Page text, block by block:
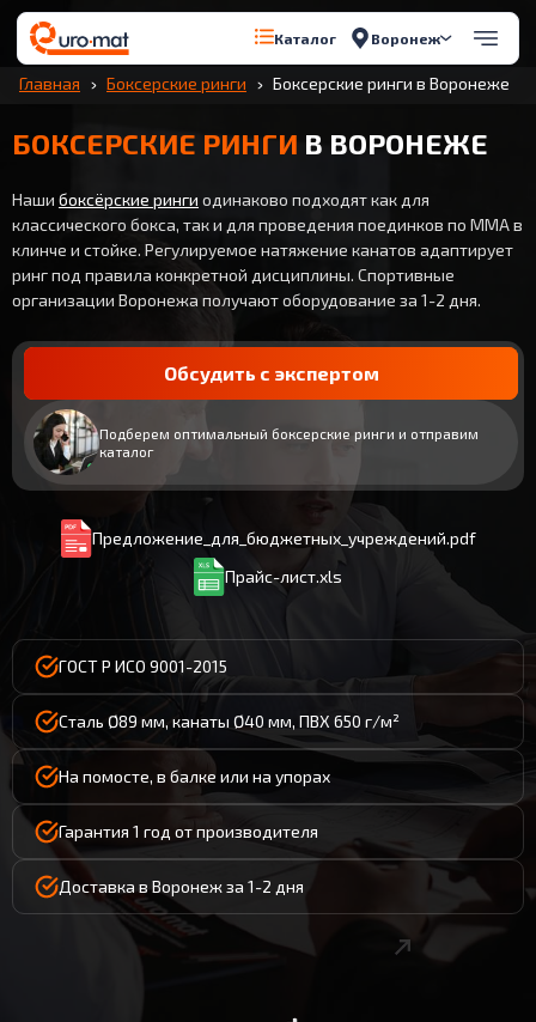
Каталог Воронеж
Главная Боксерские ринги Боксерские ринги в Воронеже
БОКСЕРСКИЕ РИНГИ В ВОРОНЕЖЕ
Наши боксёрские ринги одинаково подходят как для
классического бокса, так и для проведения поединков по ММА в
клинче и стойке. Регулируемое натяжение канатов адаптирует
ринг под правила конкретной дисциплины. Спортивные
организации Воронежа получают оборудование за 1-2 дня.
Обсудить с экспертом
Подберем оптимальный боксерские ринги и отправим
каталог
Предложение_для_бюджетных_учреждений.pdf
Прайс-лист.xls
ГОСТ Р ИСО 9001-2015
Сталь Ø89 мм, канаты Ø40 мм, ПВХ 650 г/м²
На помосте, в балке или на упорах
Гарантия 1 год от производителя
Доставка в Воронеж за 1-2 дня